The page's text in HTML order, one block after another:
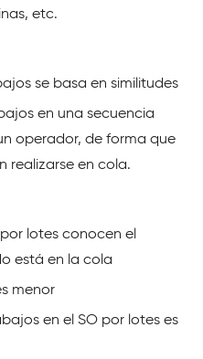
etc.
se basa en similitudes
en una secuencia
operador, de forma que
realizarse en cola.
lotes conocen el
está en la cola
menor
en el SO por lotes es